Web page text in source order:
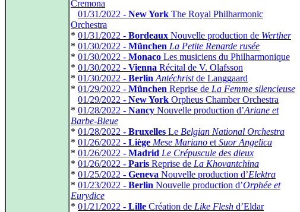
Cremona
01/31/2022 - New York The Royal Philharmonic
Orchestra
* 01/31/2022 - Bordeaux Nouvelle production de Werther
* 01/30/2022 - München La Petite Renarde rusée
* 01/30/2022 - Monaco Les musiciens du Philharmonique
* 01/30/2022 - Vienna Récital de V. Olafsson
* 01/30/2022 - Berlin Antéchristde Langgaard
* 01/29/2022 - München Reprise de La Femme silencieuse
01/29/2022 - New York Orpheus Chamber Orchestra
* 01/28/2022 - Nancy Nouvelle production d’Ariane et
Barbe‑Bleue
* 01/28/2022 - Bruxelles Le Belgian National Orchestra
* 01/26/2022 - Liège Mese Mariano et Suor Angelica
* 01/26/2022 - Madrid Le Crépuscule des dieux
* 01/26/2022 - Paris Reprise de La Khovantchina
* 01/25/2022 - Geneva Nouvelle production d’Elektra
* 01/23/2022 - Berlin Nouvelle production d’Orphée et
Eurydice
* 01/21/2022 - Lille Création de Like Flesh d’Eldar